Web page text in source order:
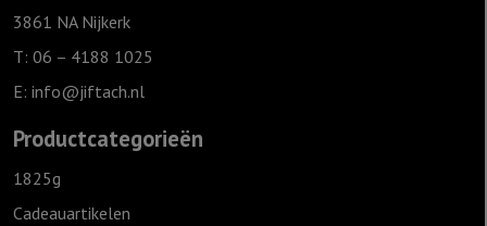
3861 NA Nijkerk
T: 06 – 4188 1025
E: info@jiftach.nl
Productcategorieën
1825g
Cadeauartikelen